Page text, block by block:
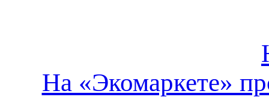
На «Экомаркете»